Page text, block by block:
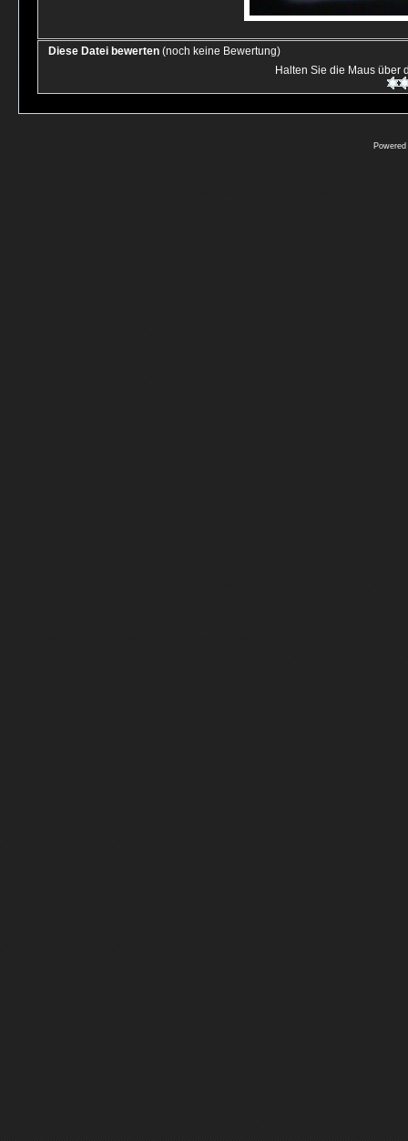
Diese Datei bewerten (noch keine Bewertung)
Halten Sie die Maus über